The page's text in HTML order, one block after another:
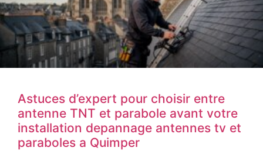
Astuces d’expert pour choisir entre
antenne TNT et parabole avant votre
installation depannage antennes tv et
paraboles a Quimper